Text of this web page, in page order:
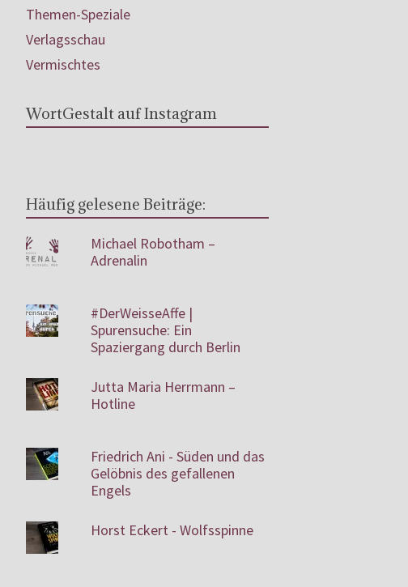
Themen-Speziale
Verlagsschau
Vermischtes
WortGestalt auf Instagram
Häufig gelesene Beiträge:
Michael Robotham –
Adrenalin
#DerWeisseAffe |
Spurensuche: Ein
Spaziergang durch Berlin
Jutta Maria Herrmann –
Hotline
Friedrich Ani - Süden und das
Gelöbnis des gefallenen
Engels
Horst Eckert - Wolfsspinne